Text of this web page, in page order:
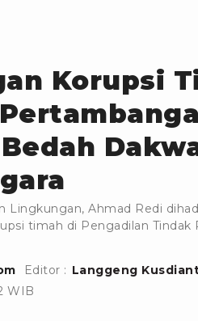
Korupsi
Lingkungan, Ahmad Redi
timah di Pengadilan Tindak
Editor : Langgeng
WIB